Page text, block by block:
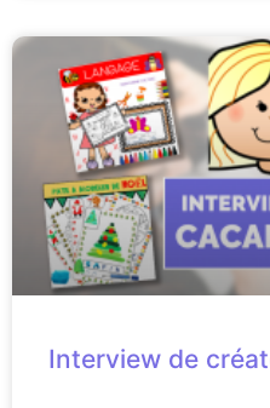
Interview de